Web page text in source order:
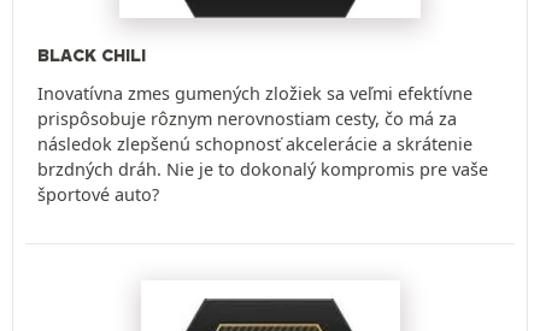
BLACK CHILI
Inovatívna zmes gumených zložiek sa veľmi efektívne
prispôsobuje rôznym nerovnostiam cesty, čo má za
následok zlepšenú schopnosť akcelerácie a skrátenie
brzdných dráh. Nie je to dokonalý kompromis pre vaše
športové auto?